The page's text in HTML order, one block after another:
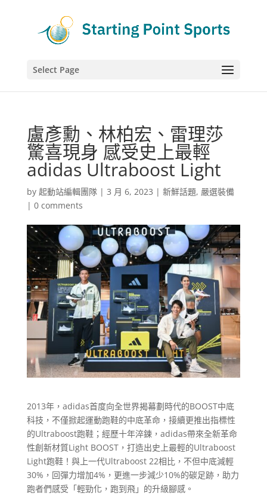
Select Page
盧彥勳、林柏宏、雷理莎
驚喜現身 感受史上最輕
adidas Ultraboost Light
by 起動站編輯團隊| 3 月 6, 2023 | 新鮮話題, 嚴選裝備
| 0 comments
2013年，adidas首度向全世界揭幕劃時代的BOOST中底
科技，不僅掀起運動跑鞋的中底革命，接續更推出指標性
的Ultraboost跑鞋；經歷十年淬鍊，adidas帶來全新革命
性創新材質Light BOOST，打造出史上最輕的Ultraboost
Light跑鞋！與上一代Ultraboost 22相比，不但中底減輕
30%，回彈力增加4%，更進一步減少10%的碳足跡，助力
跑者們感受「輕勁化，跑到飛」的升級腳感。